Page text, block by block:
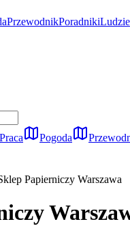
PrzewodnikPoradnikiLudzie
Praca Pogoda
Papierniczy Warszawa